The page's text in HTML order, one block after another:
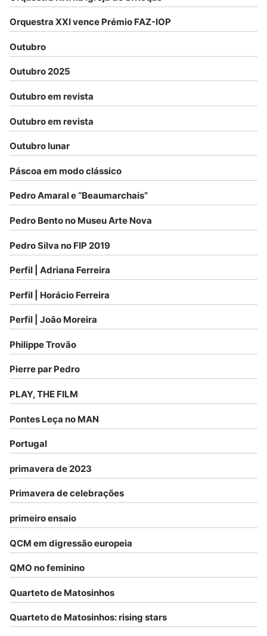
Orquestra XXI vence Prémio FAZ-IOP
Outubro
Outubro 2025
Outubro em revista
Outubro em revista
Outubro lunar
Páscoa em modo clássico
Pedro Amaral e “Beaumarchais”
Pedro Bento no Museu Arte Nova
Pedro Silva no FIP 2019
Perfil | Adriana Ferreira
Perfil | Horácio Ferreira
Perfil | João Moreira
Philippe Trovão
Pierre par Pedro
PLAY, THE FILM
Pontes Leça no MAN
Portugal
primavera de 2023
Primavera de celebrações
primeiro ensaio
QCM em digressão europeia
QMO no feminino
Quarteto de Matosinhos
Quarteto de Matosinhos: rising stars